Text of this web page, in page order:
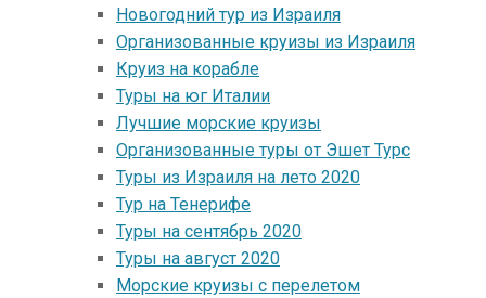
Новогодний тур из Израиля
Организованные круизы из Израиля
Круиз на корабле
Туры на юг Италии
Лучшие морские круизы
Организованные туры от Эшет Турс
Туры из Израиля на лето 2020
Тур на Тенерифе
Туры на сентябрь 2020
Туры на август 2020
Морские круизы с перелетом